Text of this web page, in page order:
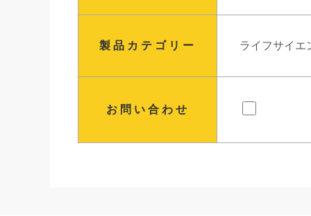
製品カテゴリー ライフサイエ
お問い合わせ